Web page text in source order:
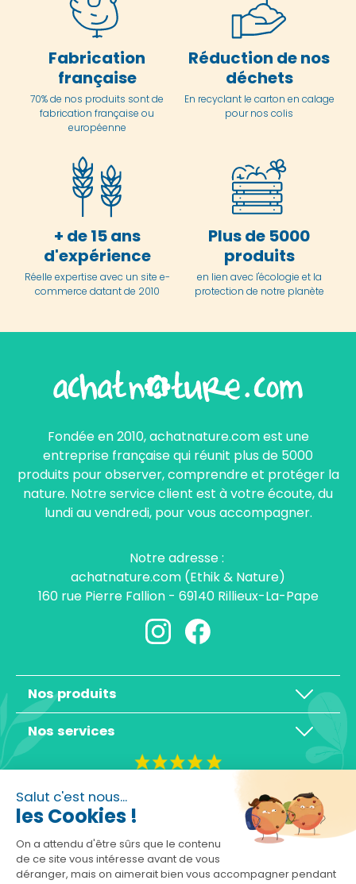
Salut c'est nous...
les Cookies !
On a attendu d'être sûrs que le contenu
de ce site vous intéresse avant de vous
déranger, mais on aimerait bien vous accompagner pendant
Fabrication
française
70% de nos produits sont de
fabrication française ou
européenne
Réduction de nos
déchets
En recyclant le carton en calage
pour nos colis
+ de 15 ans
d'expérience
Réelle expertise avec un site e-
commerce datant de 2010
Plus de 5000
produits
en lien avec l'écologie et la
protection de notre planète
Fondée en 2010, achatnature.com est une
entreprise française qui réunit plus de 5000
produits pour observer, comprendre et protéger la
nature. Notre service client est à votre écoute, du
lundi au vendredi, pour vous accompagner.
Notre adresse :
achatnature.com (Ethik & Nature)
160 rue Pierre Fallion - 69140 Rillieux-La-Pape
Nos produits
Nos services